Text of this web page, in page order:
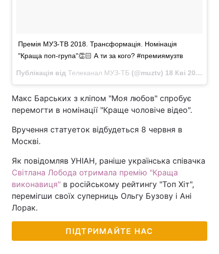
Премія МУЗ-ТВ 2018. Трансформація. Номінація
"Краща поп-група"👏🏻 А ти за кого? #премиямузтв
Публікація від Телеканал МУЗ-ТБ (@muztv) 18 Кві 2018 в 11:04 PDT
Макс Барських з кліпом "Моя любов" спробує
перемогти в номінації "Краще чоловіче відео".
Вручення статуеток відбудеться 8 червня в
Москві.
Як повідомляв УНІАН, раніше українська співачка
Світлана Лобода отримала премію "Краща
виконавиця" в російському рейтингу "Топ Хіт",
перемігши своїх суперниць Ольгу Бузову і Ані
Лорак.
ПІДТРИМАЙТЕ НАС